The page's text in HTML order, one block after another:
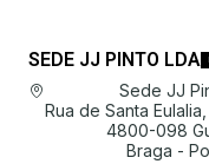
SEDE JJ PINTO LDA
Sede JJ
Rua de Santa
4800-098
Braga -